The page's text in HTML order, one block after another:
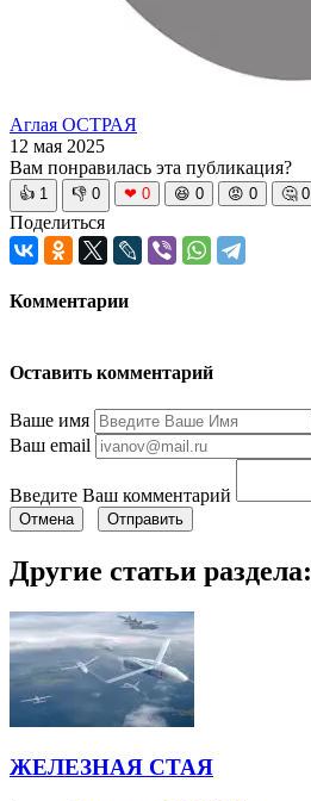
Аглая ОСТРАЯ
12 мая 2025
Вам понравилась эта публикация?
👍 1 👎 0 ❤ 0 😆 0 😡 0 🤔 0
Поделиться
Комментарии
Оставить комментарий
Ваше имя
Ваш email
Введите Ваш комментарий
Отмена Отправить
Другие статьи раздела:
ЖЕЛЕЗНАЯ СТАЯ